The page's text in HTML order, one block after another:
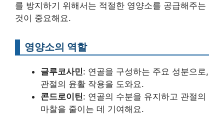
를 방지하기 위해서는 적절한 영양소를 공급해주는
것이 중요해요.
영양소의 역할
글루코사민: 연골을 구성하는 주요 성분으로,
관절의 윤활 작용을 도와요.
콘드로이틴: 연골의 수분을 유지하고 관절의
마찰을 줄이는 데 기여해요.